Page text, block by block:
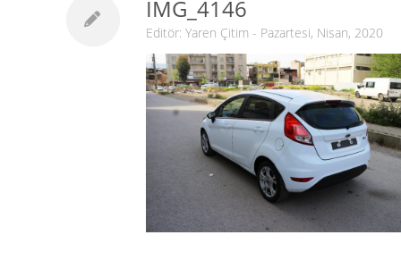
IMG_4146
Editör: Yaren Çitim - Pazartesi, Nisan, 2020